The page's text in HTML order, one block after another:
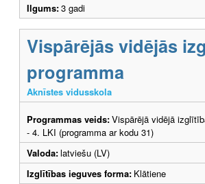
Ilgums:3 gadi
Vispārējās vidējās
programma
Aknīstes vidusskola
Programmas veids:Vispārējā vidējā
- 4. LKI (programma ar kodu 31)
Valoda:latviešu (LV)
Izglītības ieguves forma: Klātiene